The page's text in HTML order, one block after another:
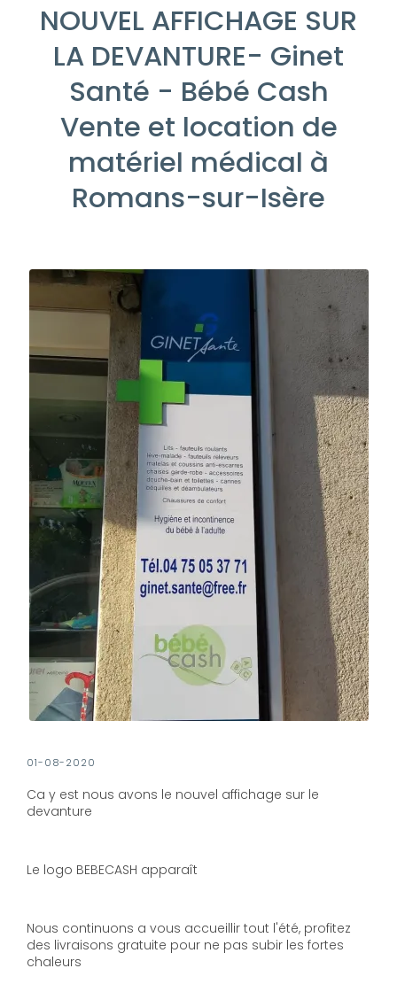
NOUVEL AFFICHAGE SUR
LA DEVANTURE- Ginet
Santé - Bébé Cash
Vente et location de
matériel médical à
Romans-sur-Isère
01-08-2020
Ca y est nous avons le nouvel affichage sur le
devanture
Le logo BEBECASH apparaît
Nous continuons a vous accueillir tout l'été, profitez
des livraisons gratuite pour ne pas subir les fortes
chaleurs